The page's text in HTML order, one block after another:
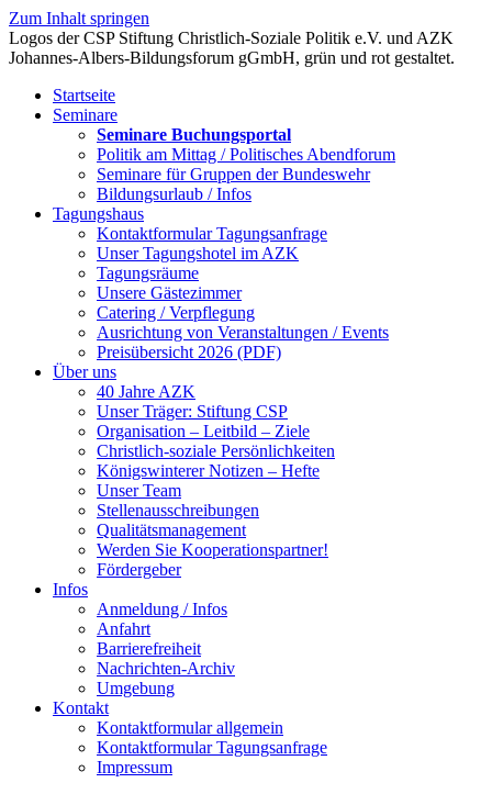
Zum Inhalt springen
Startseite
Seminare
Seminare Buchungsportal
Politik am Mittag / Politisches Abendforum
Seminare für Gruppen der Bundeswehr
Bildungsurlaub / Infos
Tagungshaus
Kontaktformular Tagungsanfrage
Unser Tagungshotel im AZK
Tagungsräume
Unsere Gästezimmer
Catering / Verpflegung
Ausrichtung von Veranstaltungen / Events
Preisübersicht 2026 (PDF)
Über uns
40 Jahre AZK
Unser Träger: Stiftung CSP
Organisation – Leitbild – Ziele
Christlich-soziale Persönlichkeiten
Königswinterer Notizen – Hefte
Unser Team
Stellenausschreibungen
Qualitätsmanagement
Werden Sie Kooperationspartner!
Fördergeber
Infos
Anmeldung / Infos
Anfahrt
Barrierefreiheit
Nachrichten-Archiv
Umgebung
Kontakt
Kontaktformular allgemein
Kontaktformular Tagungsanfrage
Impressum